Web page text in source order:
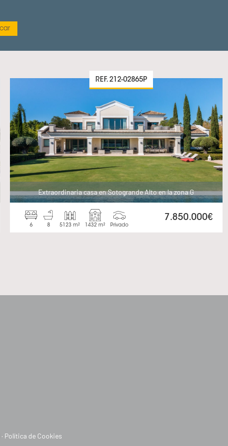
REF. 212-02865P
Extraordinaria casa en Sotogrande Alto en la zona G
6 8 5123 m² 1432 m² Privado
7.850.000€
· Política de Cookies